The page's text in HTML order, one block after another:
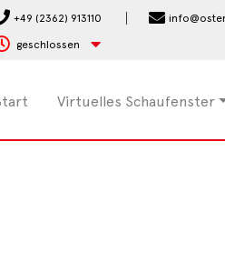
+49 (2362) 913110
geschlossen
Virtuelles Schaufenster